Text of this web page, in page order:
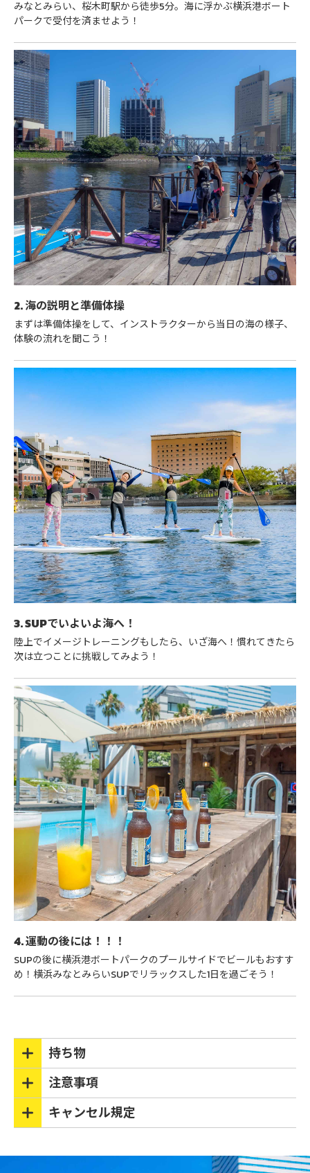
みなとみらい、桜木町駅から徒歩5分。海に浮かぶ横浜港ボート
パークで受付を済ませよう！
2. 海の説明と準備体操
まずは準備体操をして、インストラクターから当日の海の様子、
体験の流れを聞こう！
3. SUPでいよいよ海へ！
陸上でイメージトレーニングもしたら、いざ海へ！慣れてきたら
次は立つことに挑戦してみよう！
4. 運動の後には！！！
SUPの後に横浜港ボートパークのプールサイドでビールもおすす
め！横浜みなとみらいSUPでリラックスした1日を過ごそう！
持ち物
注意事項
キャンセル規定